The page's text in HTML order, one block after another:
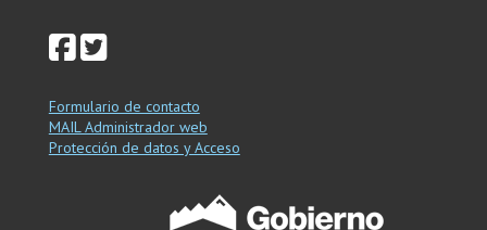
Formulario de contacto
MAIL Administrador web
Protección de datos y Acceso